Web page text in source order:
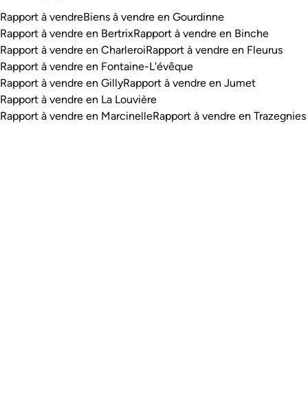
Rapport à vendreBiens à vendre en Gourdinne
Rapport à vendre en BertrixRapport à vendre en Binche
Rapport à vendre en CharleroiRapport à vendre en Fleurus
Rapport à vendre en Fontaine-L'évêque
Rapport à vendre en GillyRapport à vendre en Jumet
Rapport à vendre en La Louvière
Rapport à vendre en MarcinelleRapport à vendre en Trazegnies